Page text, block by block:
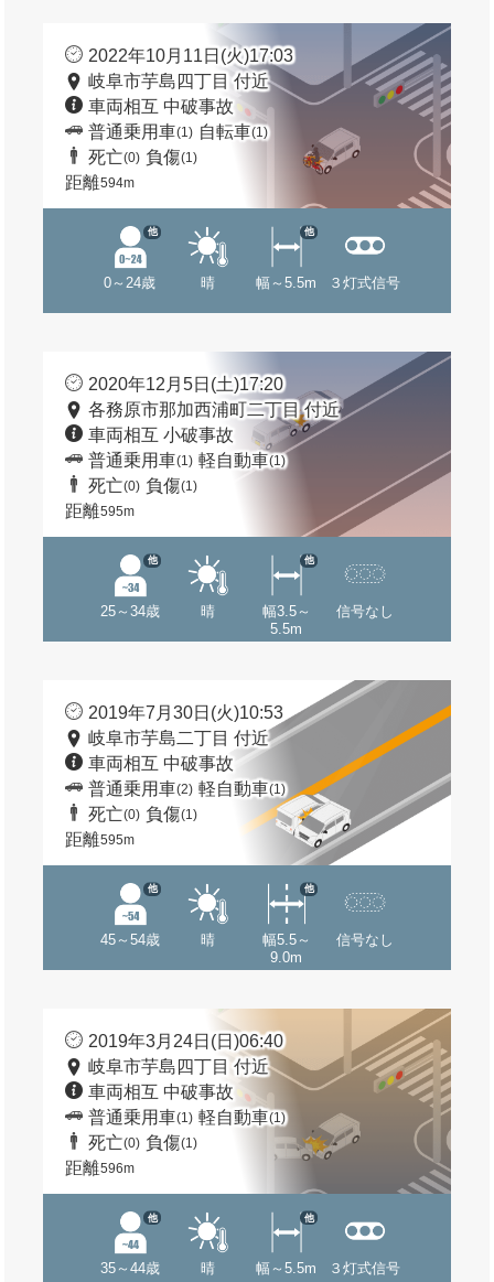
2022年10月11日(火)17:03
岐阜市芋島四丁目 付近
車両相互 中破事故
普通乗用車(1) 自転車(1)
死亡(0) 負傷(1)
距離594m
0～24歳
他
晴 幅～5.5m
他
３灯式信号
2020年12月5日(土)17:20
各務原市那加西浦町二丁目 付近
車両相互 小破事故
普通乗用車(1) 軽自動車(1)
死亡(0) 負傷(1)
距離595m
25～34歳
他
晴
幅3.5～
5.5m
他
信号なし
2019年7月30日(火)10:53
岐阜市芋島二丁目 付近
車両相互 中破事故
普通乗用車(2) 軽自動車(1)
死亡(0) 負傷(1)
距離595m
45～54歳
他
晴
幅5.5～
9.0m
他
信号なし
2019年3月24日(日)06:40
岐阜市芋島四丁目 付近
車両相互 中破事故
普通乗用車(1) 軽自動車(1)
死亡(0) 負傷(1)
距離596m
35～44歳
他
晴 幅～5.5m
他
３灯式信号